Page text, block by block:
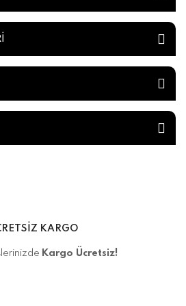
KARGO
Kargo Ücretsiz!